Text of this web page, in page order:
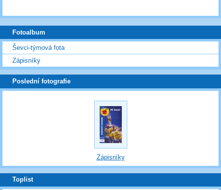
Fotoalbum
Ševci-týmová fota
Zápisníky
Poslední fotografie
Zápisníky
Toplist